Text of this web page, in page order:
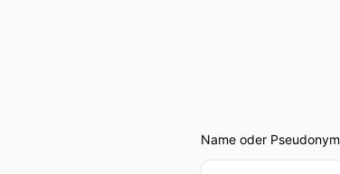
Name oder Pseudonym